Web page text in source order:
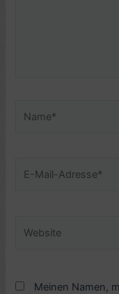
Meinen Namen,